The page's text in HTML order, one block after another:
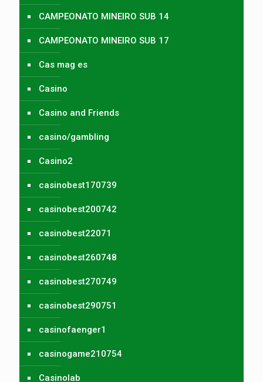
CAMPEONATO MINEIRO SUB 14
CAMPEONATO MINEIRO SUB 17
Cas mag es
Casino
Casino and Friends
casino/gambling
Casino2
casinobest170739
casinobest200742
casinobest22071
casinobest260748
casinobest270749
casinobest290751
casinofaenger1
casinogame210754
Casinolab